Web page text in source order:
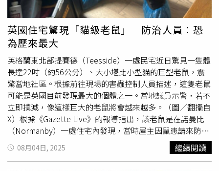
延不延役的操作，恆春人很不服氣。屏東縣議員盧玟欣也
說，恆春人奉獻40年，如今用一句話來毀滅，未免也太看不
起人了！台北市長蔣萬安表示，希望執政黨有務實解決問題
的能源韌性，而不是只搞意識形態的執政任性，在安全無虞
下能有多元能源組合穩定供電，是台灣絕大多數民眾的需
求。
英國住宅驚現「貓級老鼠」 防治人員：恐
為歷來最大
英格蘭東北部提賽德（Teesside）一處民宅近日驚見一隻體
長達22吋（約56公分）、大小堪比小型貓的巨型老鼠，震
驚當地社區。根據前往現場的害蟲控制人員描述，這隻老鼠
可能是英國目前發現最大的個體之一。當地議員示警，若不
立即撲滅，像這樣巨大的老鼠將會越來越多。（圖／翻攝自
X）根據《Gazette Live》的報導指出，該老鼠是在諾曼比
（Normanby）一處住宅內發現，當時屋主因鼠患請來防治
人員，結果竟發現這隻
正在屋內築巢。照片曝光
後，引起社群媒體熱議，並被形容為「下水道巨鼠」。目前
08月04日, 2025 繼續閱讀